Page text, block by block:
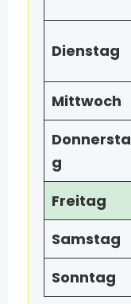
Dienstag
Mittwoch
Donnersta
g
Freitag
Samstag
Sonntag